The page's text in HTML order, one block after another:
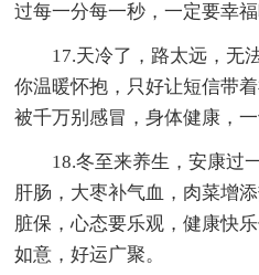
过每一分每一秒，一定要幸
17.天冷了，路太远，无
你温暖怀抱，只好让短信带
被千万别感冒，身体健康，
18.冬至来养生，安康过
肝肠，大枣补气血，肉菜增
脏保，心态要乐观，健康快
如意，好运广聚。